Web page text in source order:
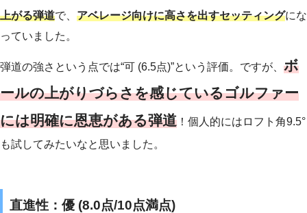
上がる弾道で、 アベレージ向けに高さを出すセッティングにな
っていました。
弾道の強さという点では“可 (6.5点)”という評価。ですが、 ボ
ールの上がりづらさを感じているゴルファー
には明確に恩恵がある弾道 ！個人的にはロフト角9.5°
も試してみたいなと思いました。
直進性：優 (8.0点/10点満点)